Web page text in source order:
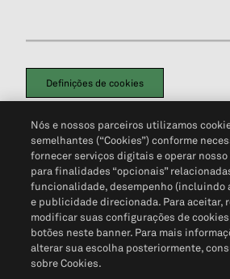
Definições de cookies
Política de PrivacidadePortal de privacidade
Não Venda Minhas Informações Pessoais©
Nós e nossos parceiros utilizamos
semelhantes (“Cookies”) conforme
fornecer serviços digitais e operar nosso
para finalidades “opcionais”
funcionalidade, desempenho (incluindo
e publicidade direcionada. Para aceitar,
modificar suas configurações de
botões neste banner. Para mais
alterar sua escolha posteriormente,
sobre Cookies.